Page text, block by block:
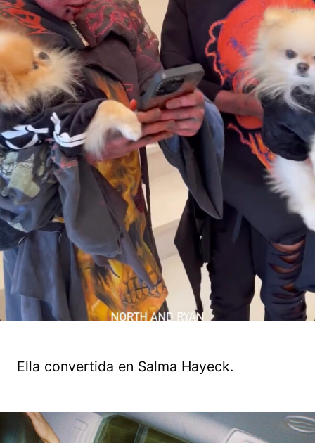
Ella convertida en Salma Hayeck.